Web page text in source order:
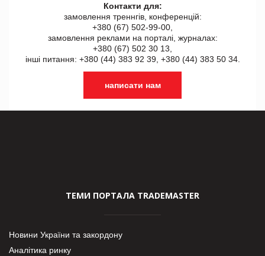
Контакти для:
замовлення треннгів, конференцій:
+380 (67) 502-99-00,
замовлення реклами на порталі, журналах:
+380 (67) 502 30 13,
інші питання: +380 (44) 383 92 39, +380 (44) 383 50 34.
написати нам
ТЕМИ ПОРТАЛА TRADEMASTER
Новини України та закордону
Аналітика ринку